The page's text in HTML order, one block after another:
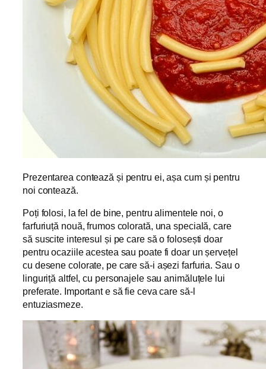
Prezentarea contează și pentru ei, așa cum și pentru
noi contează.
Poți folosi, la fel de bine, pentru alimentele noi, o
farfuriuță nouă, frumos colorată, una specială, care
să suscite interesul și pe care să o folosești doar
pentru ocaziile acestea sau poate fi doar un șervețel
cu desene colorate, pe care să-i așezi farfuria. Sau o
linguriță altfel, cu personajele sau animăluțele lui
preferate. Important e să fie ceva care să-l
entuziasmeze.